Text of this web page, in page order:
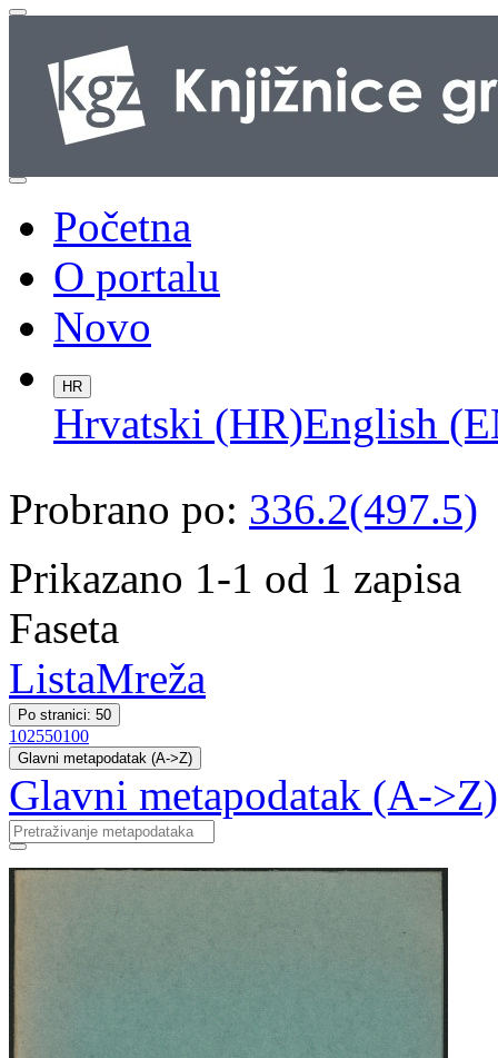
Početna
O portalu
Novo
HR
Hrvatski (HR)English
Probrano po: 336.2(497.5)
Prikazano 1-1 od 1 zapisa
Faseta
ListaMreža
Po stranici: 50
102550100
Glavni metapodatak (A->Z)
Glavni metapodatak (A->Z)